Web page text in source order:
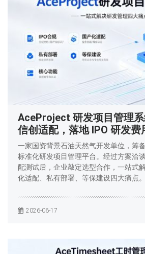
AceProject 研发项目管理
信创适配，落地 IPO 研发费
一家国资背景石油天然气开发单位，筹
标准化研发项目管理平台。经过方案洽
配测试后，企业敲定选型合作，一站式
化适配、私有部署、等保建设四大痛点。
2026-06-17